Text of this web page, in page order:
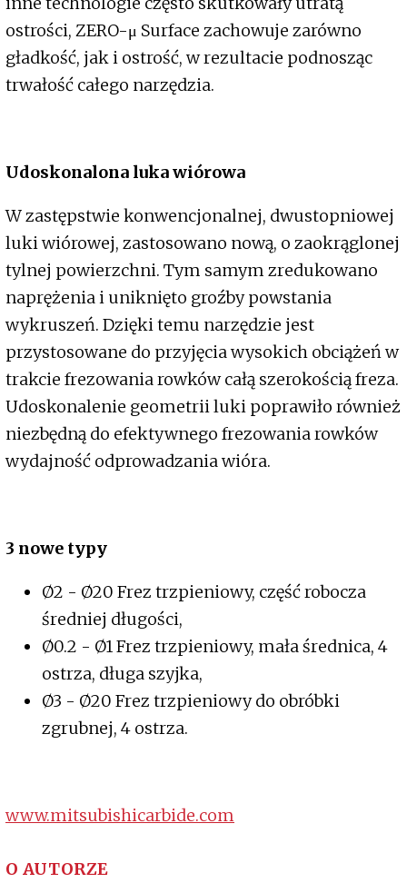
ostrości, ZERO-μ Surface zachowuje zarówno
gładkość, jak i ostrość, w rezultacie podnosząc
trwałość całego narzędzia.
Udoskonalona luka wiórowa
W zastępstwie konwencjonalnej, dwustopniowej
luki wiórowej, zastosowano nową, o zaokrąglonej
tylnej powierzchni. Tym samym zredukowano
naprężenia i uniknięto groźby powstania
wykruszeń. Dzięki temu narzędzie jest
przystosowane do przyjęcia wysokich obciążeń w
trakcie frezowania rowków całą szerokością freza.
Udoskonalenie geometrii luki poprawiło również
niezbędną do efektywnego frezowania rowków
wydajność odprowadzania wióra.
3 nowe typy
Ø2 - Ø20 Frez trzpieniowy, część robocza
średniej długości,
Ø0.2 - Ø1 Frez trzpieniowy, mała średnica, 4
ostrza, długa szyjka,
Ø3 - Ø20 Frez trzpieniowy do obróbki
zgrubnej, 4 ostrza.
www.mitsubishicarbide.com
O AUTORZE